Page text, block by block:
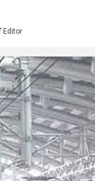
Editor